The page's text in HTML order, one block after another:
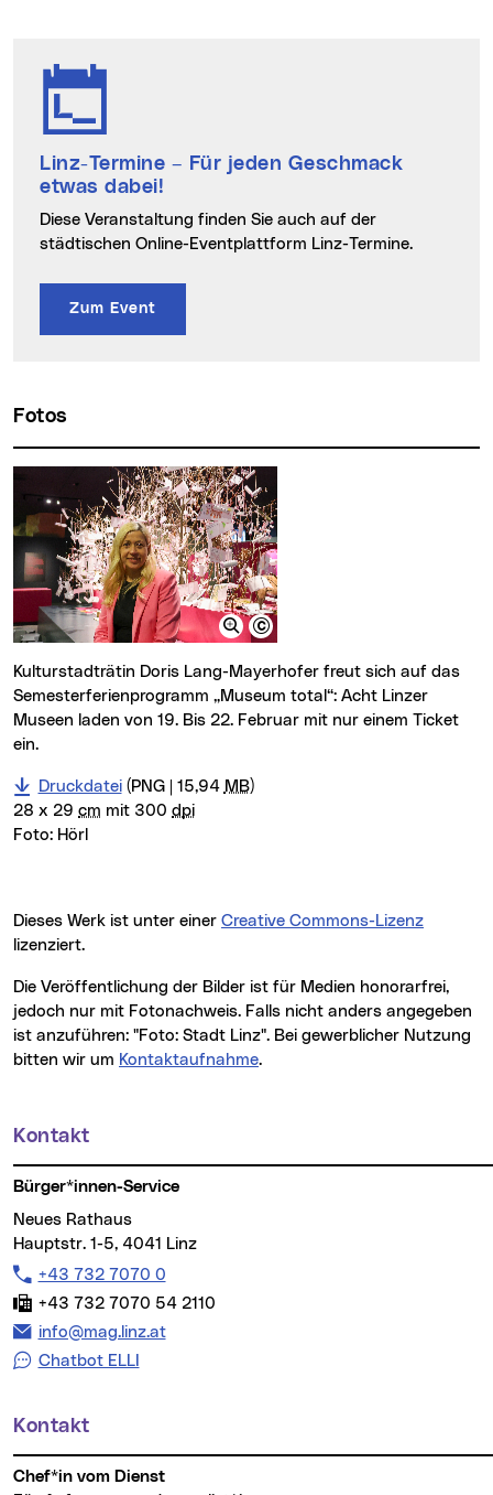
Linz-Termine – Für jeden Geschmack
etwas dabei!
Diese Veranstaltung finden Sie auch auf der
städtischen Online-Eventplattform Linz-Termine.
Zum Event
Fotos
Kulturstadträtin Doris Lang-Mayerhofer freut sich auf das
Semesterferienprogramm „Museum total“: Acht Linzer
Museen laden von 19. Bis 22. Februar mit nur einem Ticket
ein.
Druckdatei(PNG | 15,94 MB)
28 x 29 cm mit 300 dpi
Foto: Hörl
Dieses Werk ist unter einer Creative Commons-Lizenz
lizenziert.
Die Veröffentlichung der Bilder ist für Medien honorarfrei,
jedoch nur mit Fotonachweis. Falls nicht anders angegeben
ist anzuführen: "Foto: Stadt Linz". Bei gewerblicher Nutzung
bitten wir um Kontaktaufnahme.
Weitere Informationen
Kontakt
Bürger*innen-Service
Neues Rathaus
Hauptstr. 1-5, 4041 Linz
Telefon:
+43 732 7070 0
Fax:
+43 732 7070 54 2110
E-Mail Adresse:
info@mag.linz.at
Chatbot ELLI
Kontakt
Chef*in vom Dienst